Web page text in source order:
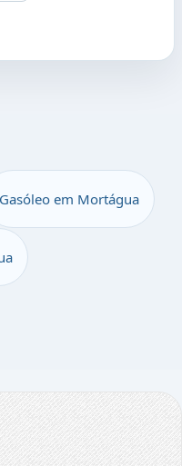
Gasóleo em Mortágua